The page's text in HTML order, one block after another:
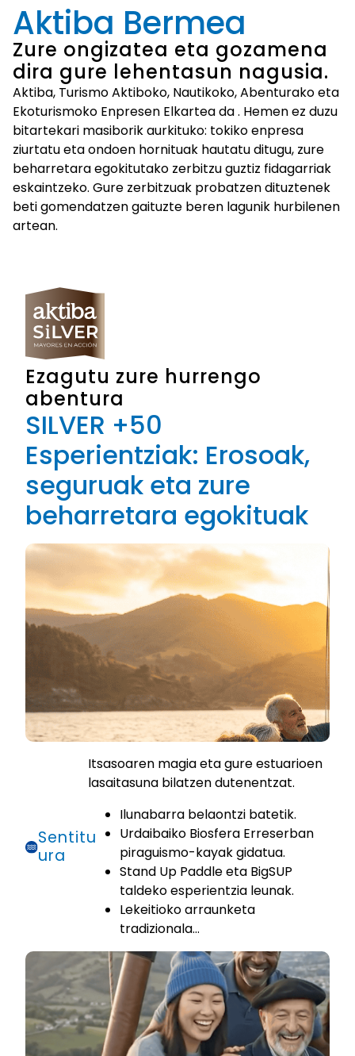
Aktiba Bermea
Zure ongizatea eta gozamena
dira gure lehentasun nagusia.
Aktiba, Turismo Aktiboko, Nautikoko, Abenturako eta
Ekoturismoko Enpresen Elkartea da. Hemen ez duzu
bitartekari masiborik aurkituko: tokiko enpresa
ziurtatu eta ondoen hornituak hautatu ditugu, zure
beharretara egokitutako zerbitzu guztiz fidagarriak
eskaintzeko. Gure zerbitzuak probatzen dituztenek
beti gomendatzen gaituzte beren lagunik hurbilenen
artean.
Ezagutu zure hurrengo
abentura
SILVER +50
Esperientziak: Erosoak,
seguruak eta zure
beharretara egokituak
Sentitu
ura
Itsasoaren magia eta gure estuarioen
lasaitasuna bilatzen dutenentzat.
Ilunabarra belaontzi batetik.
Urdaibaiko Biosfera Erreserban
piraguismo-kayak gidatua.
Stand Up Paddle eta BigSUP
taldeko esperientzia leunak.
Lekeitioko arraunketa
tradizionala…